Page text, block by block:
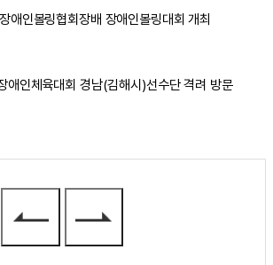
애인볼링협회장배 장애인볼링대회 개최
애인체육대회 경남(김해시)선수단 격려 방문